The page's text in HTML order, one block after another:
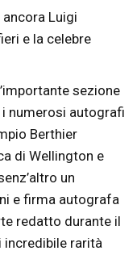
Luigi
e la celebre
sezione
numerosi autografi
Berthier
di Wellington e
un
e firma autografa
redatto durante il
rarità